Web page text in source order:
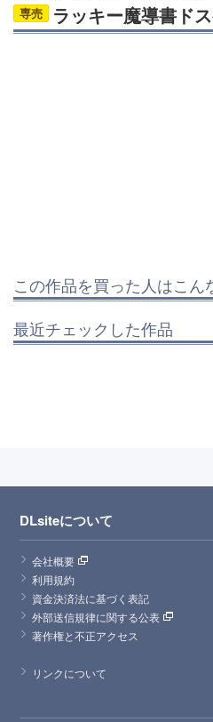
専売 ラッキー魔導書ド
この作品を買った人はこ
最近チェックした作品
DLsiteについて
会社概要
利用規約
資金決済法に基づく表記
外部送信規律に関する公表
著作権と不正アクセス
リンクについて